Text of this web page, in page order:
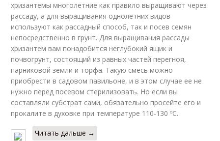
хризантемы многолетние как правило выращивают через
рассаду, а для выращивания однолетних видов
используют как рассадный способ, так и посев семян
непосредственно в грунт. Для выращивания рассады
хризантем вам понадобится неглубокий ящик и
почвогрунт, состоящий из равных частей перегноя,
парниковой земли и торфа. Такую смесь можно
приобрести в садовом павильоне, и в этом случае ее не
нужно перед посевом стерилизовать. Но если вы
составляли субстрат сами, обязательно просейте его и
прокалите в духовке при температуре 110-130 ºC.
Читать дальше →